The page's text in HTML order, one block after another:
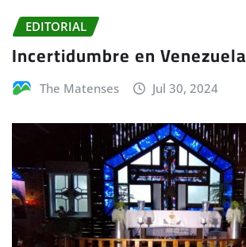
EDITORIAL
Incertidumbre en Venezuela
The Matenses Jul 30, 2024